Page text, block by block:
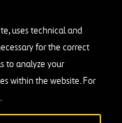
uses technical and
for the correct
to analyze your
within the website. For
.
la plasticidad
nuestro bienestar
que no resulta